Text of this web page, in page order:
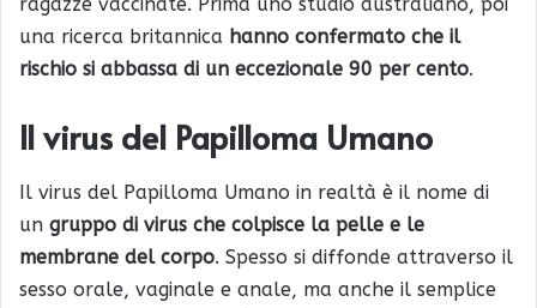
ragazze vaccinate. Prima uno studio australiano, poi
una ricerca britannica hanno confermato che il
rischio si abbassa di un eccezionale 90 per cento.
Il virus del Papilloma Umano
Il virus del Papilloma Umano in realtà è il nome di
un gruppo di virus che colpisce la pelle e le
membrane del corpo. Spesso si diffonde attraverso il
sesso orale, vaginale e anale, ma anche il semplice